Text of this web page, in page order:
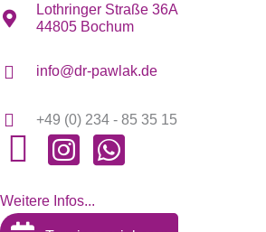
Lothringer Straße 36A
44805 Bochum
info@dr-pawlak.de
+49 (0) 234 - 85 35 15
Weitere Infos...